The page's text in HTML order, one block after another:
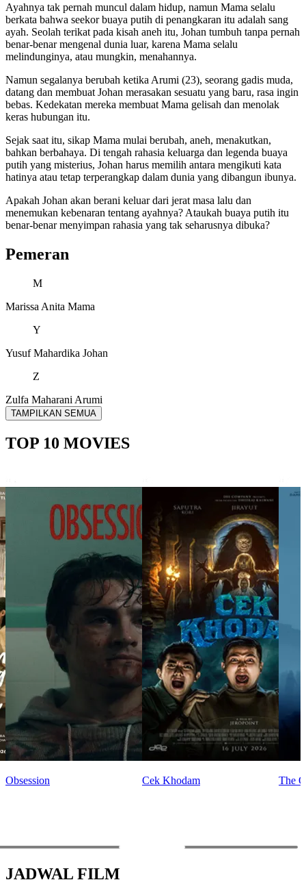
Ayahnya tak pernah muncul dalam hidup, namun Mama selalu
berkata bahwa seekor buaya putih di penangkaran itu adalah sang
ayah. Seolah terikat pada kisah aneh itu, Johan tumbuh tanpa pernah
benar-benar mengenal dunia luar, karena Mama selalu
melindunginya, atau mungkin, menahannya.
Namun segalanya berubah ketika Arumi (23), seorang gadis muda,
datang dan membuat Johan merasakan sesuatu yang baru, rasa ingin
bebas. Kedekatan mereka membuat Mama gelisah dan menolak
keras hubungan itu.
Sejak saat itu, sikap Mama mulai berubah, aneh, menakutkan,
bahkan berbahaya. Di tengah rahasia keluarga dan legenda buaya
putih yang misterius, Johan harus memilih antara mengikuti kata
hatinya atau tetap terperangkap dalam dunia yang dibangun ibunya.
Apakah Johan akan berani keluar dari jerat masa lalu dan
menemukan kebenaran tentang ayahnya? Ataukah buaya putih itu
benar-benar menyimpan rahasia yang tak seharusnya dibuka?
Pemeran
M
Marissa Anita Mama
Y
Yusuf Mahardika Johan
Z
Zulfa Maharani Arumi
TAMPILKAN SEMUA
TOP 10 MOVIES
Obsession Cek Khodam The
PREVNEXT
JADWAL FILM